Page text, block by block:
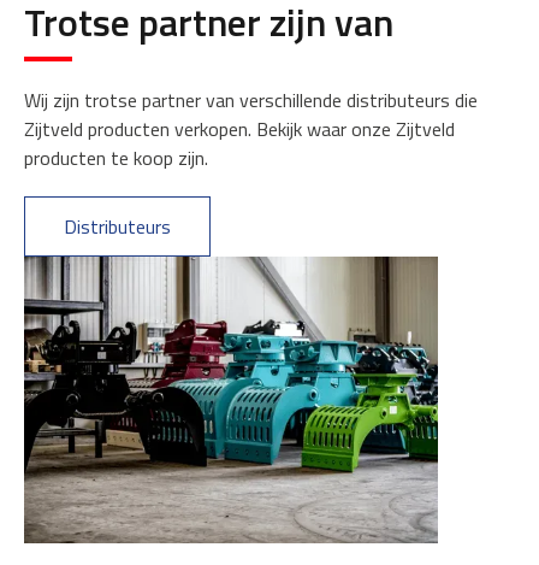
Trotse partner zijn van
Wij zijn trotse partner van verschillende distributeurs die
Zijtveld producten verkopen. Bekijk waar onze Zijtveld
producten te koop zijn.
Distributeurs